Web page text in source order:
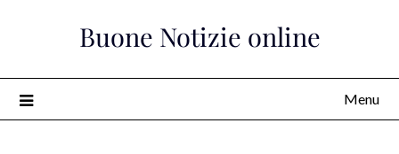
Buone Notizie online
Menu